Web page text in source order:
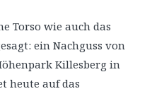
Torso wie auch das
ein Nachguss von
Killesberg in
heute auf das